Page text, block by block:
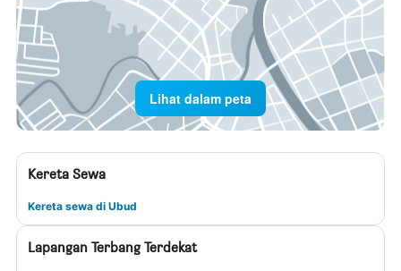
Lihat dalam peta
Kereta Sewa
Kereta sewa di Ubud
Lapangan Terbang Terdekat